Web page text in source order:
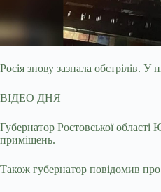
Росія знову зазнала обстрілів.
ВІДЕО ДНЯ
Губернатор Ростовської
приміщень.
Також губернатор повідомив